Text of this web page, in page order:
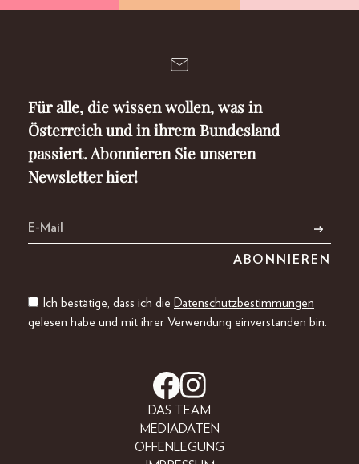
Für alle, die wissen wollen, was in
Österreich und in ihrem Bundesland
passiert. Abonnieren Sie unseren
Newsletter hier!
Ich bestätige, dass ich die Datenschutzbestimmungen
gelesen habe und mit ihrer Verwendung einverstanden bin.
DAS TEAM
MEDIADATEN
OFFENLEGUNG